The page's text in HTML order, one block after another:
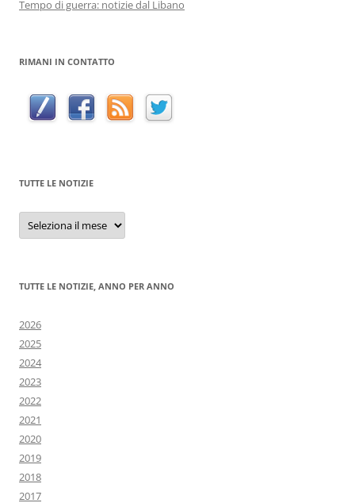
Tempo di guerra: notizie dal Libano
RIMANI IN CONTATTO
TUTTE LE NOTIZIE
Tutte
notizie
TUTTE LE NOTIZIE, ANNO PER ANNO
2026
2025
2024
2023
2022
2021
2020
2019
2018
2017